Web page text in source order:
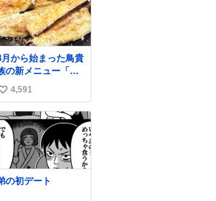
月から始まった鳥貴
の新メニュー「フ
ライド茄子」がうま
すぎでした 信じ
……
い
数
4,591
の初デート